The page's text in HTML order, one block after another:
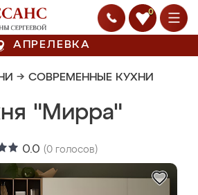
0
АПРЕЛЕВКА
→ СОВРЕМЕННЫЕ КУХНИ
"Мирра"
0.0 (0 голосов)